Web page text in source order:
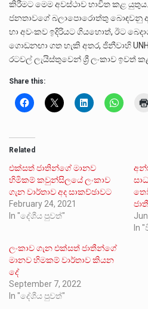
කිරීමට මෙම අවස්ථාව භාවිත කළ යුතුය.
ජනතාවගේ බලාපොරොත්තු බොඳවනු
හා අවංකව ඉදිරියට ගියහොත්, ඊට
ගොඩනඟා ගත හැකි අතර, ජිනීවාහි
රටවල් ලැයිස්තුවෙන් ශ්‍රී ලංකාව ඉවත්
Share this:
Related
එක්සත් ජාතින්ගේ මානව
හිමිකම් කවුන්සිලයේ ලංකාව
ගැන වාර්තාව අද සාකච්ඡාවට
February 24, 2021
In "දේශීය පුවත්"
In
ලංකාව ගැන එක්සත් ජාතීන්ගේ
මානව හිමකම් වාර්තාව කියන
දේ
September 7, 2022
In "දේශීය පුවත්"